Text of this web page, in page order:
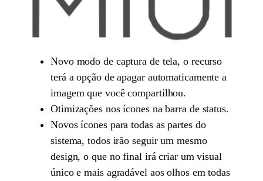
Novo modo de captura de tela, o recurso
terá a opção de apagar automaticamente a
imagem que você compartilhou.
Otimizações nos ícones na barra de status.
Novos ícones para todas as partes do
sistema, todos irão seguir um mesmo
design, o que no final irá criar um visual
único e mais agradável aos olhos em todas